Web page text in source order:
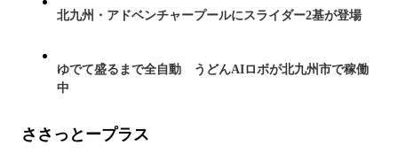
北九州・アドベンチャープールにスライダー2基が登場
ゆでて盛るまで全自動 うどんAIロボが北九州市で稼働
中
ささっとープラス